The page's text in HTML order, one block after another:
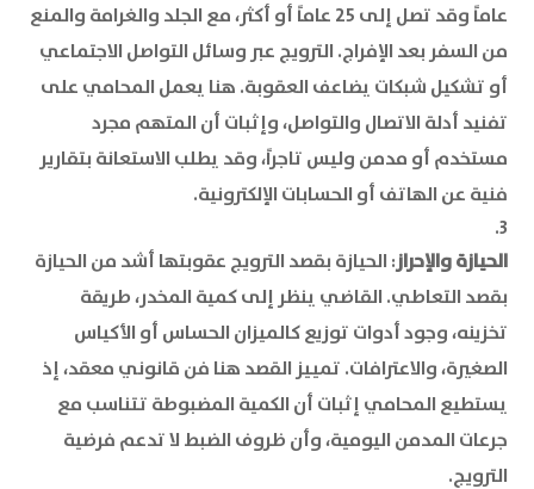
عاماً وقد تصل إلى 25 عاماً أو أكثر، مع الجلد والغرامة والمنع
من السفر بعد الإفراج. الترويج عبر وسائل التواصل الاجتماعي
أو تشكيل شبكات يضاعف العقوبة. هنا يعمل المحامي على
تفنيد أدلة الاتصال والتواصل، وإثبات أن المتهم مجرد
مستخدم أو مدمن وليس تاجراً، وقد يطلب الاستعانة بتقارير
فنية عن الهاتف أو الحسابات الإلكترونية.
الحيازة والإحراز: الحيازة بقصد الترويج عقوبتها أشد من الحيازة
بقصد التعاطي. القاضي ينظر إلى كمية المخدر، طريقة
تخزينه، وجود أدوات توزيع كالميزان الحساس أو الأكياس
الصغيرة، والاعترافات. تمييز القصد هنا فن قانوني معقد، إذ
يستطيع المحامي إثبات أن الكمية المضبوطة تتناسب مع
جرعات المدمن اليومية، وأن ظروف الضبط لا تدعم فرضية
الترويج.